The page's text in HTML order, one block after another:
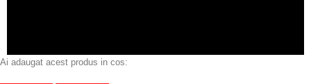
Ai adaugat acest produs in cos: